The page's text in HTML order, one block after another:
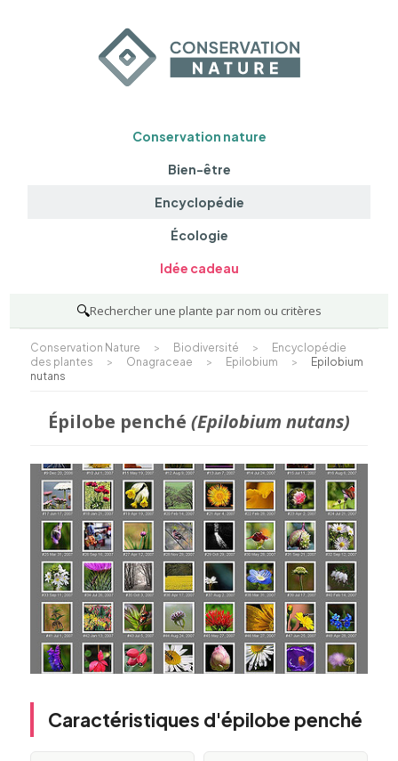
Conservation nature
Bien-être
Encyclopédie
Écologie
Idée cadeau
🔍Rechercher une plante par nom ou critères
Conservation Nature > Biodiversité >
Encyclopédie
des plantes
> Onagraceae > Epilobium >
Epilobium
nutans
Épilobe penché (Epilobium nutans)
Caractéristiques d'épilobe penché